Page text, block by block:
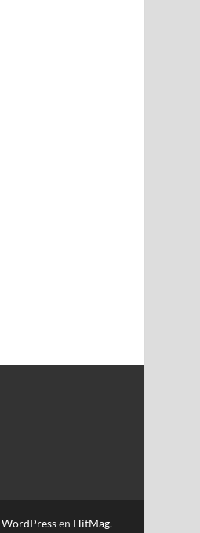
WordPressen HitMag.